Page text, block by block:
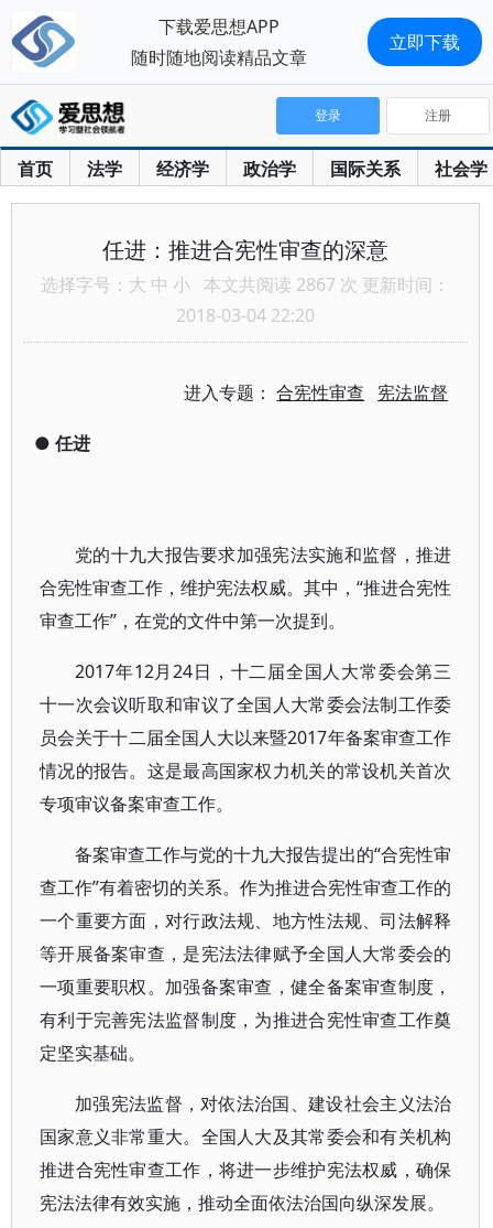
首页 法学 经济学 政治学 国际关系 社会学
登录 注册
任进：推进合宪性审查的深意
选择字号： 大 中 小 本文共阅读 2867 次 更新时间：
2018-03-04 22:20
进入专题：合宪性审查 宪法监督
● 任进
党的十九大报告要求加强宪法实施和监督，推进
合宪性审查工作，维护宪法权威。其中，“推进合宪性
审查工作”，在党的文件中第一次提到。
2017年12月24日，十二届全国人大常委会第三
十一次会议听取和审议了全国人大常委会法制工作委
员会关于十二届全国人大以来暨2017年备案审查工作
情况的报告。这是最高国家权力机关的常设机关首次
专项审议备案审查工作。
备案审查工作与党的十九大报告提出的“合宪性审
查工作”有着密切的关系。作为推进合宪性审查工作的
一个重要方面，对行政法规、地方性法规、司法解释
等开展备案审查，是宪法法律赋予全国人大常委会的
一项重要职权。加强备案审查，健全备案审查制度，
有利于完善宪法监督制度，为推进合宪性审查工作奠
定坚实基础。
加强宪法监督，对依法治国、建设社会主义法治
国家意义非常重大。全国人大及其常委会和有关机构
推进合宪性审查工作，将进一步维护宪法权威，确保
宪法法律有效实施，推动全面依法治国向纵深发展。
下载爱思想APP
随时随地阅读精品文章
立即下载